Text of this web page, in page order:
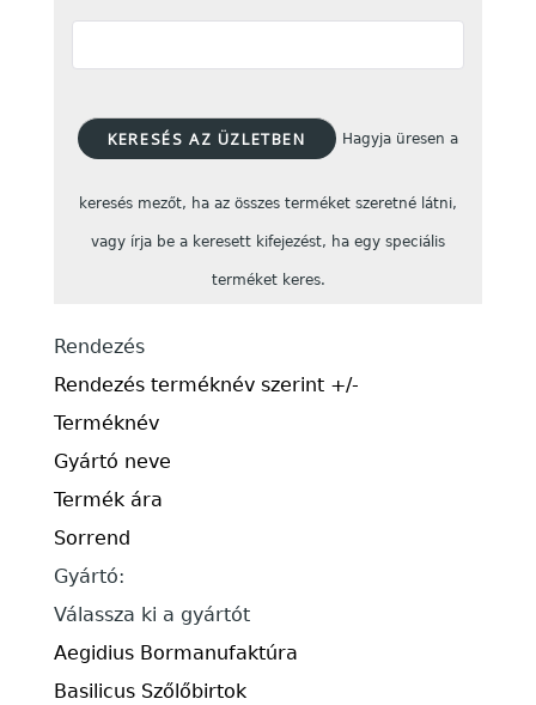
Hagyja üresen a
keresés mezőt, ha az összes terméket szeretné látni,
vagy írja be a keresett kifejezést, ha egy speciális
terméket keres.
Rendezés
Rendezés terméknév szerint +/-
Terméknév
Gyártó neve
Termék ára
Sorrend
Gyártó:
Válassza ki a gyártót
Aegidius Bormanufaktúra
Basilicus Szőlőbirtok